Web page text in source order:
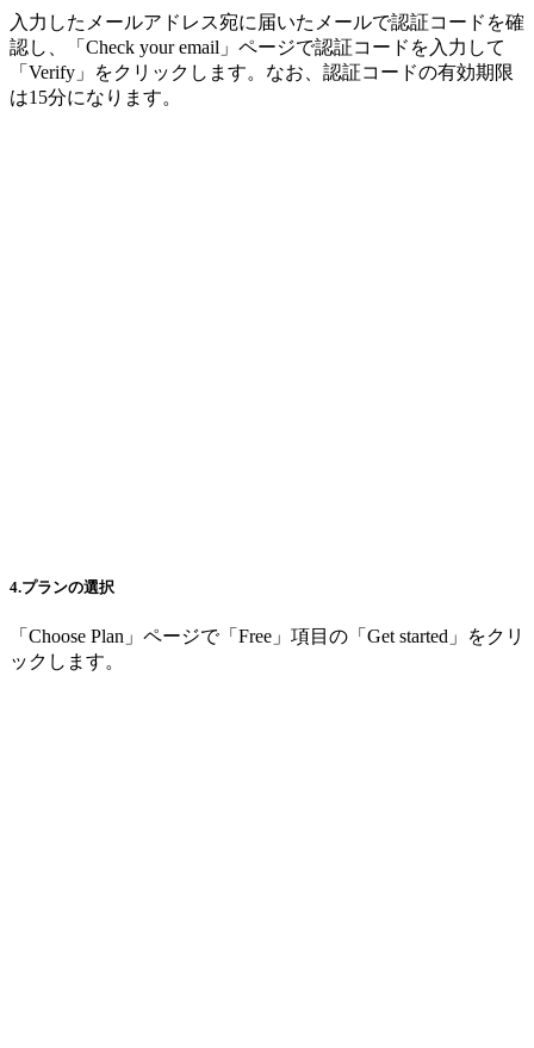
入力したメールアドレス宛に届いたメールで認証コードを確
認し、「Check your email」ページで認証コードを入力して
「Verify」をクリックします。なお、認証コードの有効期限
は15分になります。
4.プランの選択
「Choose Plan」ページで「Free」項目の「Get started」をクリ
ックします。